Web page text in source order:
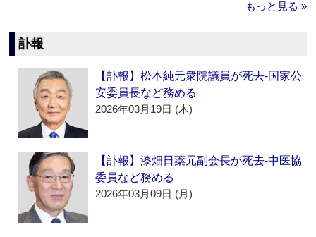
もっと見る »
訃報
【訃報】松本純元衆院議員が死去‐国家公
安委員長など務める
2026年03月19日 (木)
【訃報】漆畑日薬元副会長が死去‐中医協
委員など務める
2026年03月09日 (月)